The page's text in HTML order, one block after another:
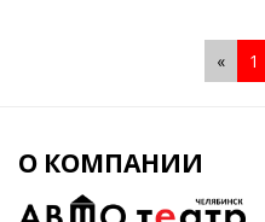
« 1
О КОМПАНИИ